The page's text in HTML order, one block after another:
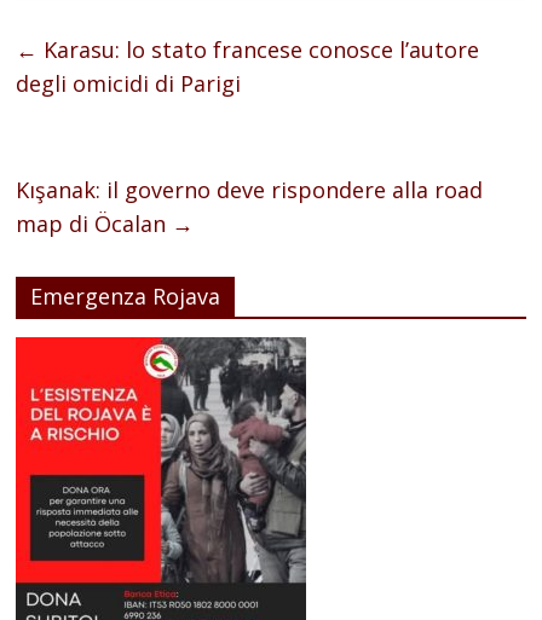
← Karasu: lo stato francese conosce l’autore
degli omicidi di Parigi
Kışanak: il governo deve rispondere alla road
map di Öcalan →
Emergenza Rojava